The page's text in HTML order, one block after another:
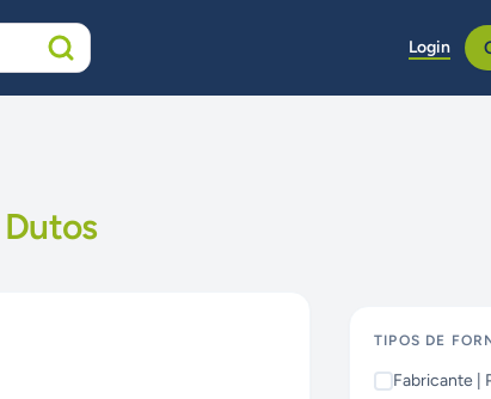
Login
TIPOS DE
Fabricante |